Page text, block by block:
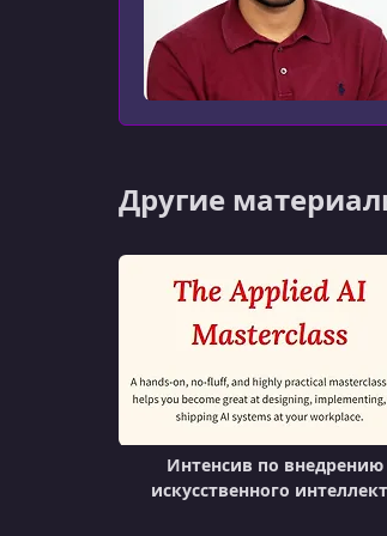
Другие
Интенсив по внедрению
искусственного